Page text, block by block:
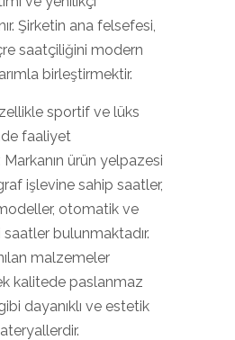
Şirketin ana felsefesi,
saatçiliğini modern
birleştirmektir.
sportif ve lüks
faaliyet
ürün yelpazesi
işlevine sahip saatler,
otomatik ve
bulunmaktadır.
malzemeler
kalitede paslanmaz
dayanıklı ve estetik